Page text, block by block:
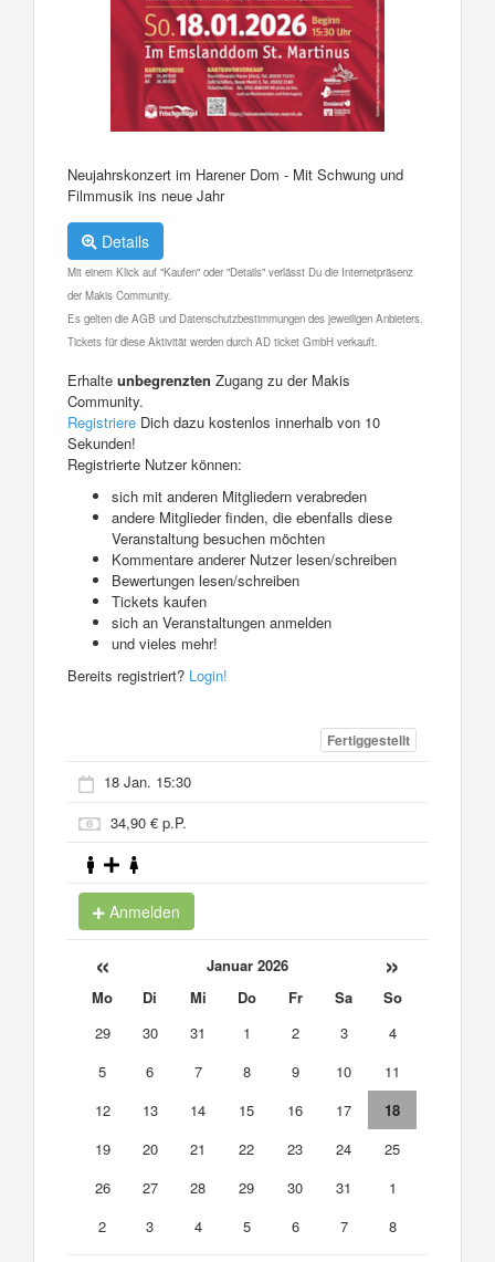
Neujahrskonzert im Harener Dom - Mit Schwung und
Filmmusik ins neue Jahr
Details
Mit einem Klick auf "Kaufen" oder "Details" verlässt Du die Internetpräsenz
der Makis Community.
Es gelten die AGB und Datenschutzbestimmungen des jeweiligen Anbieters.
Tickets für diese Aktivität werden durch AD ticket GmbH verkauft.
Erhalte unbegrenzten Zugang zu der Makis
Community.
Registriere Dich dazu kostenlos innerhalb von 10
Sekunden!
Registrierte Nutzer können:
sich mit anderen Mitgliedern verabreden
andere Mitglieder finden, die ebenfalls diese
Veranstaltung besuchen möchten
Kommentare anderer Nutzer lesen/schreiben
Bewertungen lesen/schreiben
Tickets kaufen
sich an Veranstaltungen anmelden
und vieles mehr!
Bereits registriert? Login!
Fertiggestellt
18 Jan. 15:30
34,90 € p.P.
Anmelden
« Januar 2026 »
Mo Di Mi Do Fr Sa
So
29
30 31 1 2 3
4
5
6 7 8 9 10
11
12
13 14 15 16 17
18
19
20 21 22 23 24
25
26
27 28 29 30 31
1
2
3 4 5 6 7 8